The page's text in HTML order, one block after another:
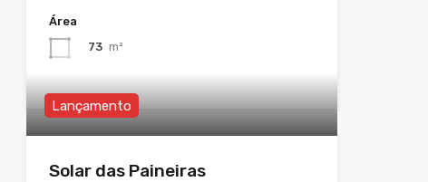
Área
73 m²
Lançamento
Solar das Paineiras